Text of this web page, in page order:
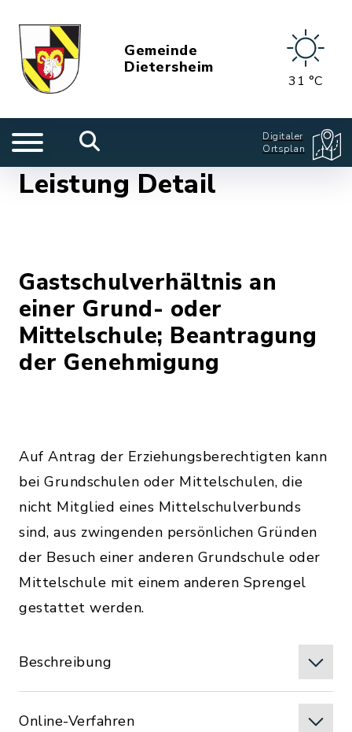
Gemeinde
Dietersheim
31 °C
Digitaler
Ortsplan
Leistung Detail
Gastschulverhältnis an
einer Grund- oder
Mittelschule; Beantragung
der Genehmigung
Auf Antrag der Erziehungsberechtigten kann
bei Grundschulen oder Mittelschulen, die
nicht Mitglied eines Mittelschulverbunds
sind, aus zwingenden persönlichen Gründen
der Besuch einer anderen Grundschule oder
Mittelschule mit einem anderen Sprengel
gestattet werden.
Beschreibung
Online-Verfahren